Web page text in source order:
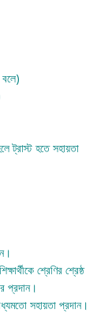
ট্রাস্ট হতে সহায়তা
শ্রেণির শ্রেষ্ঠ
প্রদান।
সহায়তা প্রদান।